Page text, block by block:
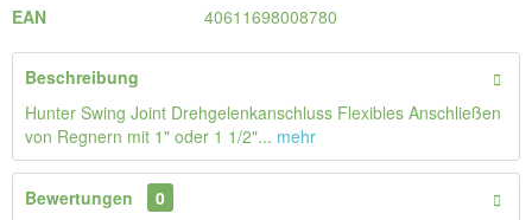
EAN
40611698008780
Beschreibung
Hunter Swing Joint Drehgelenkanschluss Flexibles Anschließen
von Regnern mit 1" oder 1 1/2"... mehr
Bewertungen
0